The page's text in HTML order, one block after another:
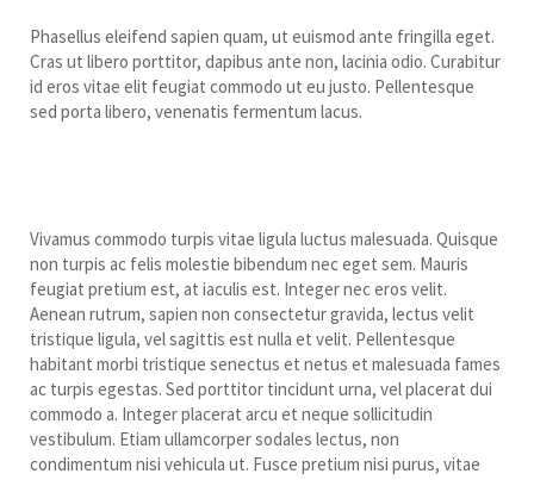
Phasellus eleifend sapien quam, ut euismod ante fringilla eget.
Cras ut libero porttitor, dapibus ante non, lacinia odio. Curabitur
id eros vitae elit feugiat commodo ut eu justo. Pellentesque
sed porta libero, venenatis fermentum lacus.
Vivamus commodo turpis vitae ligula luctus malesuada. Quisque
non turpis ac felis molestie bibendum nec eget sem. Mauris
feugiat pretium est, at iaculis est. Integer nec eros velit.
Aenean rutrum, sapien non consectetur gravida, lectus velit
tristique ligula, vel sagittis est nulla et velit. Pellentesque
habitant morbi tristique senectus et netus et malesuada fames
ac turpis egestas. Sed porttitor tincidunt urna, vel placerat dui
commodo a. Integer placerat arcu et neque sollicitudin
vestibulum. Etiam ullamcorper sodales lectus, non
condimentum nisi vehicula ut. Fusce pretium nisi purus, vitae